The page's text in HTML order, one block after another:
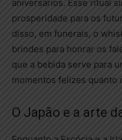
aniversários. Esse ritual
prosperidade para os
disso, em funerais, o
brindes para honrar os
que a bebida serve para
momentos felizes quanto
O Japão e a arte